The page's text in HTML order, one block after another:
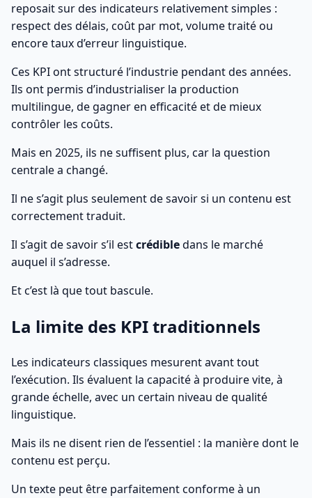
reposait sur des indicateurs relativement simples :
respect des délais, coût par mot, volume traité ou
encore taux d’erreur linguistique.
Ces KPI ont structuré l’industrie pendant des années.
Ils ont permis d’industrialiser la production
multilingue, de gagner en efficacité et de mieux
contrôler les coûts.
Mais en 2025, ils ne suffisent plus, car la question
centrale a changé.
Il ne s’agit plus seulement de savoir si un contenu est
correctement traduit.
Il s’agit de savoir s’il estcrédibledans le marché
auquel il s’adresse.
Et c’est là que tout bascule.
La limite des KPI traditionnels
Les indicateurs classiques mesurent avant tout
l’exécution. Ils évaluent la capacité à produire vite, à
grande échelle, avec un certain niveau de qualité
linguistique.
Mais ils ne disent rien de l’essentiel : la manière dont le
contenu est perçu.
Un texte peut être parfaitement conforme à un